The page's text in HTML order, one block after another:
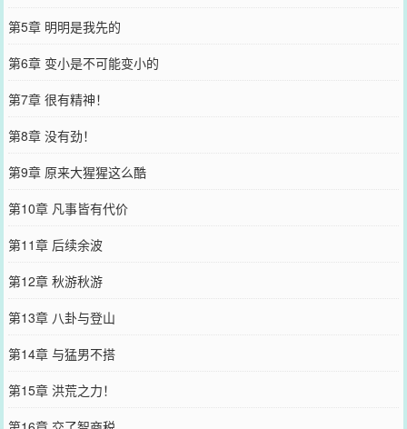
第5章 明明是我先的
第6章 变小是不可能变小的
第7章 很有精神！
第8章 没有劲！
第9章 原来大猩猩这么酷
第10章 凡事皆有代价
第11章 后续余波
第12章 秋游秋游
第13章 八卦与登山
第14章 与猛男不搭
第15章 洪荒之力！